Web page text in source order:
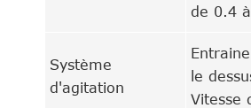
de 0.4
Système
d'agitation
le
Vitesse